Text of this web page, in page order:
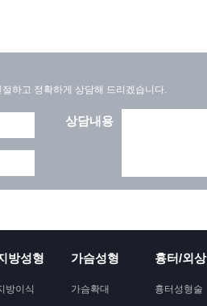
하고 정확하게 상담해 드리겠습니다.
상담내용
방성형
방이식
가슴성형
가슴확대
흉터/외상
흉터성형술